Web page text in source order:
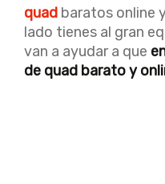
quad baratos online
lado tienes al gran
van a ayudar a que
de quad barato y